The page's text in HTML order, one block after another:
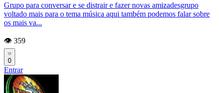
Grupo para conversar e se distrair e fazer novas amizadesgrupo
voltado mais para o tema música aqui também podemos falar sobre
os mais va...
👁️ 359
0
Entrar